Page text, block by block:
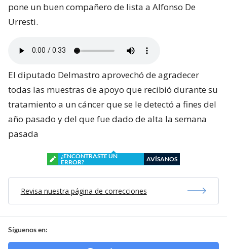
pone un buen compañero de lista a Alfonso De
Urresti.
El diputado Delmastro aprovechó de agradecer
todas las muestras de apoyo que recibió durante su
tratamiento a un cáncer que se le detectó a fines del
año pasado y del que fue dado de alta la semana
pasada
¿ENCONTRASTE UN
ERROR?
AVÍSANOS
Revisa nuestra página de correcciones
Síguenos en: